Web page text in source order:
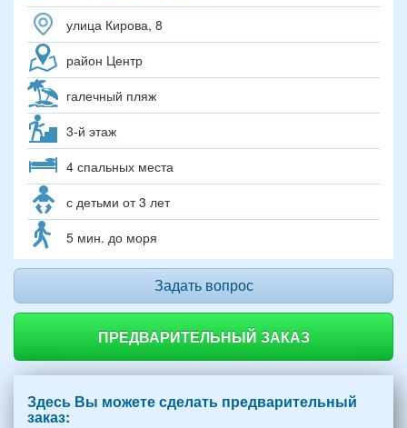
улица Кирова, 8
район Центр
галечный пляж
3-й этаж
4 спальных места
с детьми от 3 лет
5 мин. до моря
Задать вопрос
ПРЕДВАРИТЕЛЬНЫЙ ЗАКАЗ
Здесь Вы можете сделать предварительный
заказ: